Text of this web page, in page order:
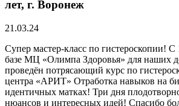
лет, г. Воронеж
21.03.24
Супер мастер-класс по гистероскопии! С
базе МЦ «Олимпа Здоровья» для наших
проведён потрясающий курс по
центра «АРИТ» Отработка навыков на
идентичных матках! Три дня
нюансов и интересных идей! Спасибо